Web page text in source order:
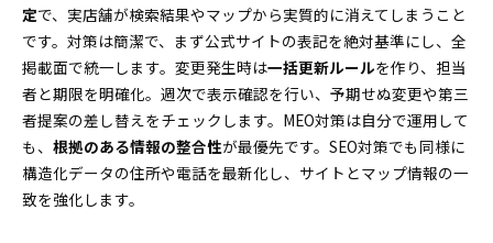
定で、実店舗が検索結果やマップから実質的に消えてしまうこと
です。対策は簡潔で、まず公式サイトの表記を絶対基準にし、全
掲載面で統一します。変更発生時は一括更新ルールを作り、担当
者と期限を明確化。週次で表示確認を行い、予期せぬ変更や第三
者提案の差し替えをチェックします。MEO対策は自分で運用して
も、 根拠のある情報の整合性が最優先です。SEO対策でも同様に
構造化データの住所や電話を最新化し、サイトとマップ情報の一
致を強化します。